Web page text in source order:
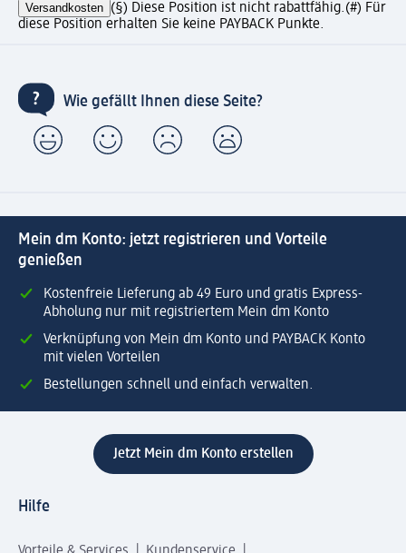
Versandkosten (§) Diese Position ist nicht rabattfähig.(#) Für
diese Position erhalten Sie keine PAYBACK Punkte.
Wie gefällt Ihnen diese Seite?
Mein dm Konto: jetzt registrieren und Vorteile
genießen
Kostenfreie Lieferung ab 49 Euro und gratis Express-
Abholung nur mit registriertem Mein dm Konto
Verknüpfung von Mein dm Konto und PAYBACK Konto
mit vielen Vorteilen
Bestellungen schnell und einfach verwalten.
Jetzt Mein dm Konto erstellen
Hilfe